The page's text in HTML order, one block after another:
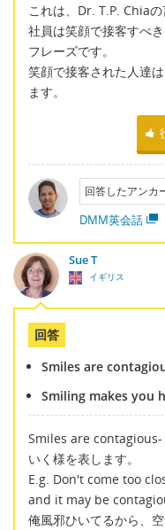
これは、Dr. T.P. Chiaの
社員は笑顔で接客すべ
フレーズです。
笑顔で接客された人達
ます。
回答したアンカ
DMM英会話
Sue T
イギリス
回答
Smiles are
Smiling makes you
Smiles are contagious-
いく様を表します。
E.g. Don't come too
and it may be
俺風邪ひいてるから、